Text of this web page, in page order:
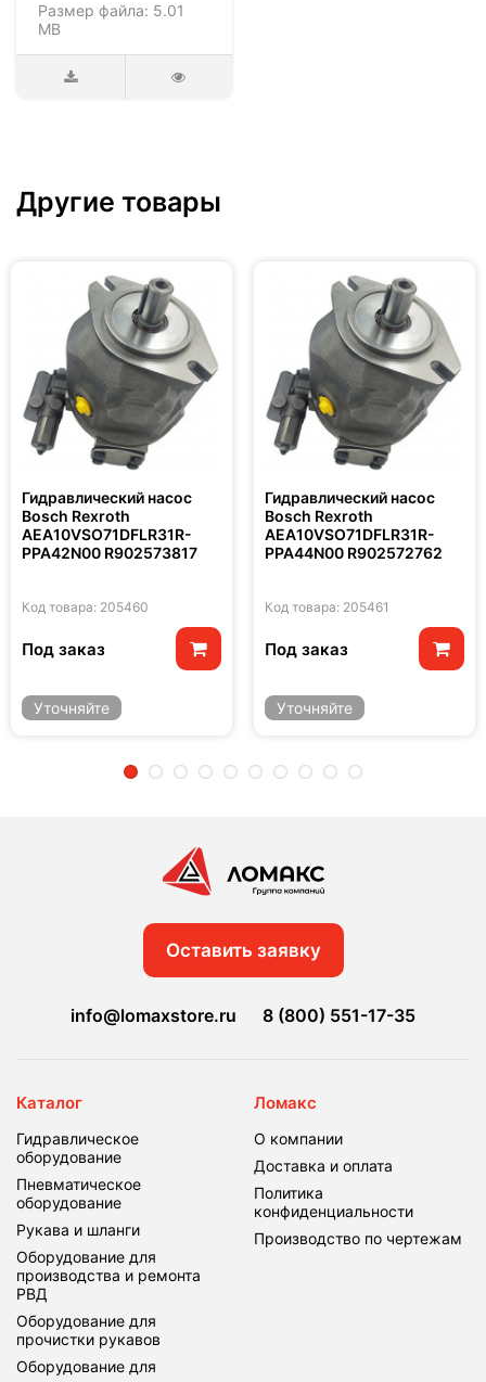
Размер файла: 5.01
MB
Другие товары
Гидравлический насос
Bosch Rexroth
AEA10VSO71DFLR31R-
PPA42N00 R902573817
Код товара: 205460
Под заказ
Уточняйте
Гидравлический насос
Bosch Rexroth
AEA10VSO71DFLR31R-
PPA44N00 R902572762
Код товара: 205461
Под заказ
Уточняйте
Оставить заявку
info@lomaxstore.ru 8 (800) 551-17-35
Каталог
Гидравлическое
оборудование
Пневматическое
оборудование
Рукава и шланги
Оборудование для
производства и ремонта
РВД
Оборудование для
прочистки рукавов
Оборудование для
Ломакс
О компании
Доставка и оплата
Политика
конфиденциальности
Производство по чертежам